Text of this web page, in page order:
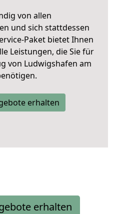
von allen
und sich stattdessen
Paket bietet Ihnen
Leistungen, die Sie für
von Ludwigshafen am
erhalten
erhalten